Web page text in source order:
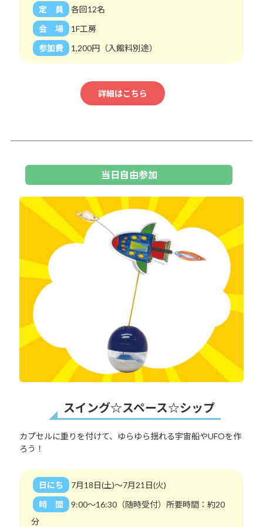
定 員
各回12名
会 場
1F工房
参加費
1,200円（入館料別途）
詳細はこちら
当日自由参加
スイング☆スペース☆シップ
カプセルに重りを付けて、ゆらゆら揺れる宇宙船やUFOを作
ろう！
日にち
7月18日(土)～7月21日(火)
時 間
9:00～16:30（随時受付）所要時間：約20
分